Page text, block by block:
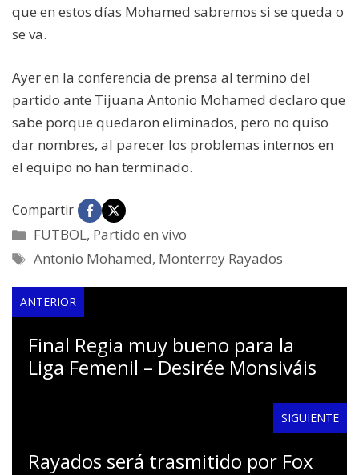
que en estos días Mohamed sabremos si se queda o
se va.
Ayer en la conferencia de prensa al termino del
partido ante Tijuana Antonio Mohamed declaro que
sabe porque quedaron eliminados, pero no quiso
dar nombres, al parecer los problemas internos en
el equipo no han terminado.
Compartir
Categorías
FUTBOL, Partido en vivo
Etiquetas
Antonio Mohamed, Monterrey Rayados
ANTERIOR
Final Regia muy bueno para la
Liga Femenil – Desirée Monsiváis
SIGUIENTE
Rayados será trasmitido por Fox